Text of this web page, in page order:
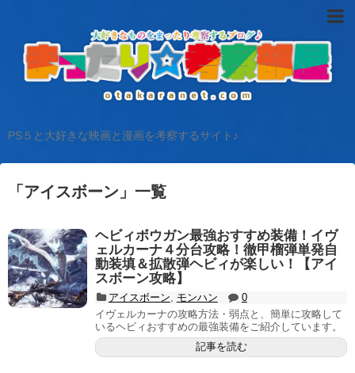
PS５と大好きな映画と漫画を考察するサイト♪
「 アイスボーン 」 一覧
ヘビィボウガン最強おすすめ装備！イヴ
ェルカーナ４分台攻略！徹甲榴弾単発自
動装填＆拡散弾ヘビィが楽しい！【アイ
スボーン攻略】
アイスボーン モンハン
0
イヴェルカーナの攻略方法・弱点と、簡単に攻略して
いるヘビィおすすめの最強装備をご紹介しています。
記事を読む